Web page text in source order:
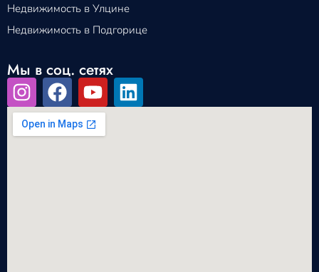
Недвижимость в Улцине
Недвижимость в Подгорице
Мы в соц. сетях